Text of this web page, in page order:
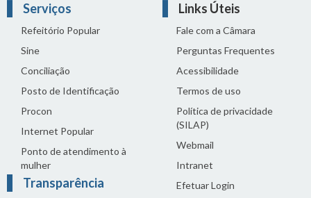
Serviços
Refeitório Popular
Sine
Conciliação
Posto de Identificação
Procon
Internet Popular
Ponto de atendimento à
mulher
Transparência
Links Úteis
Fale com a Câmara
Perguntas Frequentes
Acessibilidade
Termos de uso
Política de privacidade
(SILAP)
Webmail
Intranet
Efetuar Login